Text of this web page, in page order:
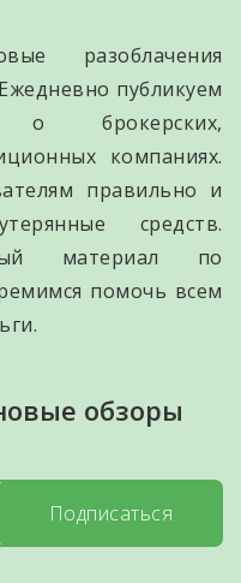
разоблачения
публикуем
о брокерских,
компаниях.
правильно и
средств.
материал по
помочь всем
обзоры
Подписаться